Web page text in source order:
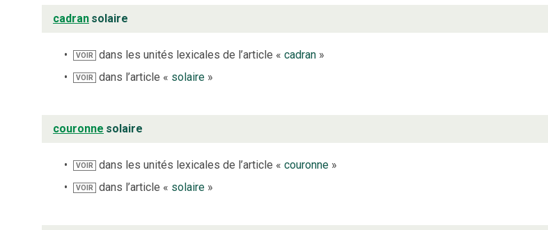
cadran solaire
VOIR dans les unités lexicales de l’article «cadran »
VOIR dans l’article « solaire »
couronne solaire
VOIR dans les unités lexicales de l’article «couronne »
VOIR dans l’article « solaire »